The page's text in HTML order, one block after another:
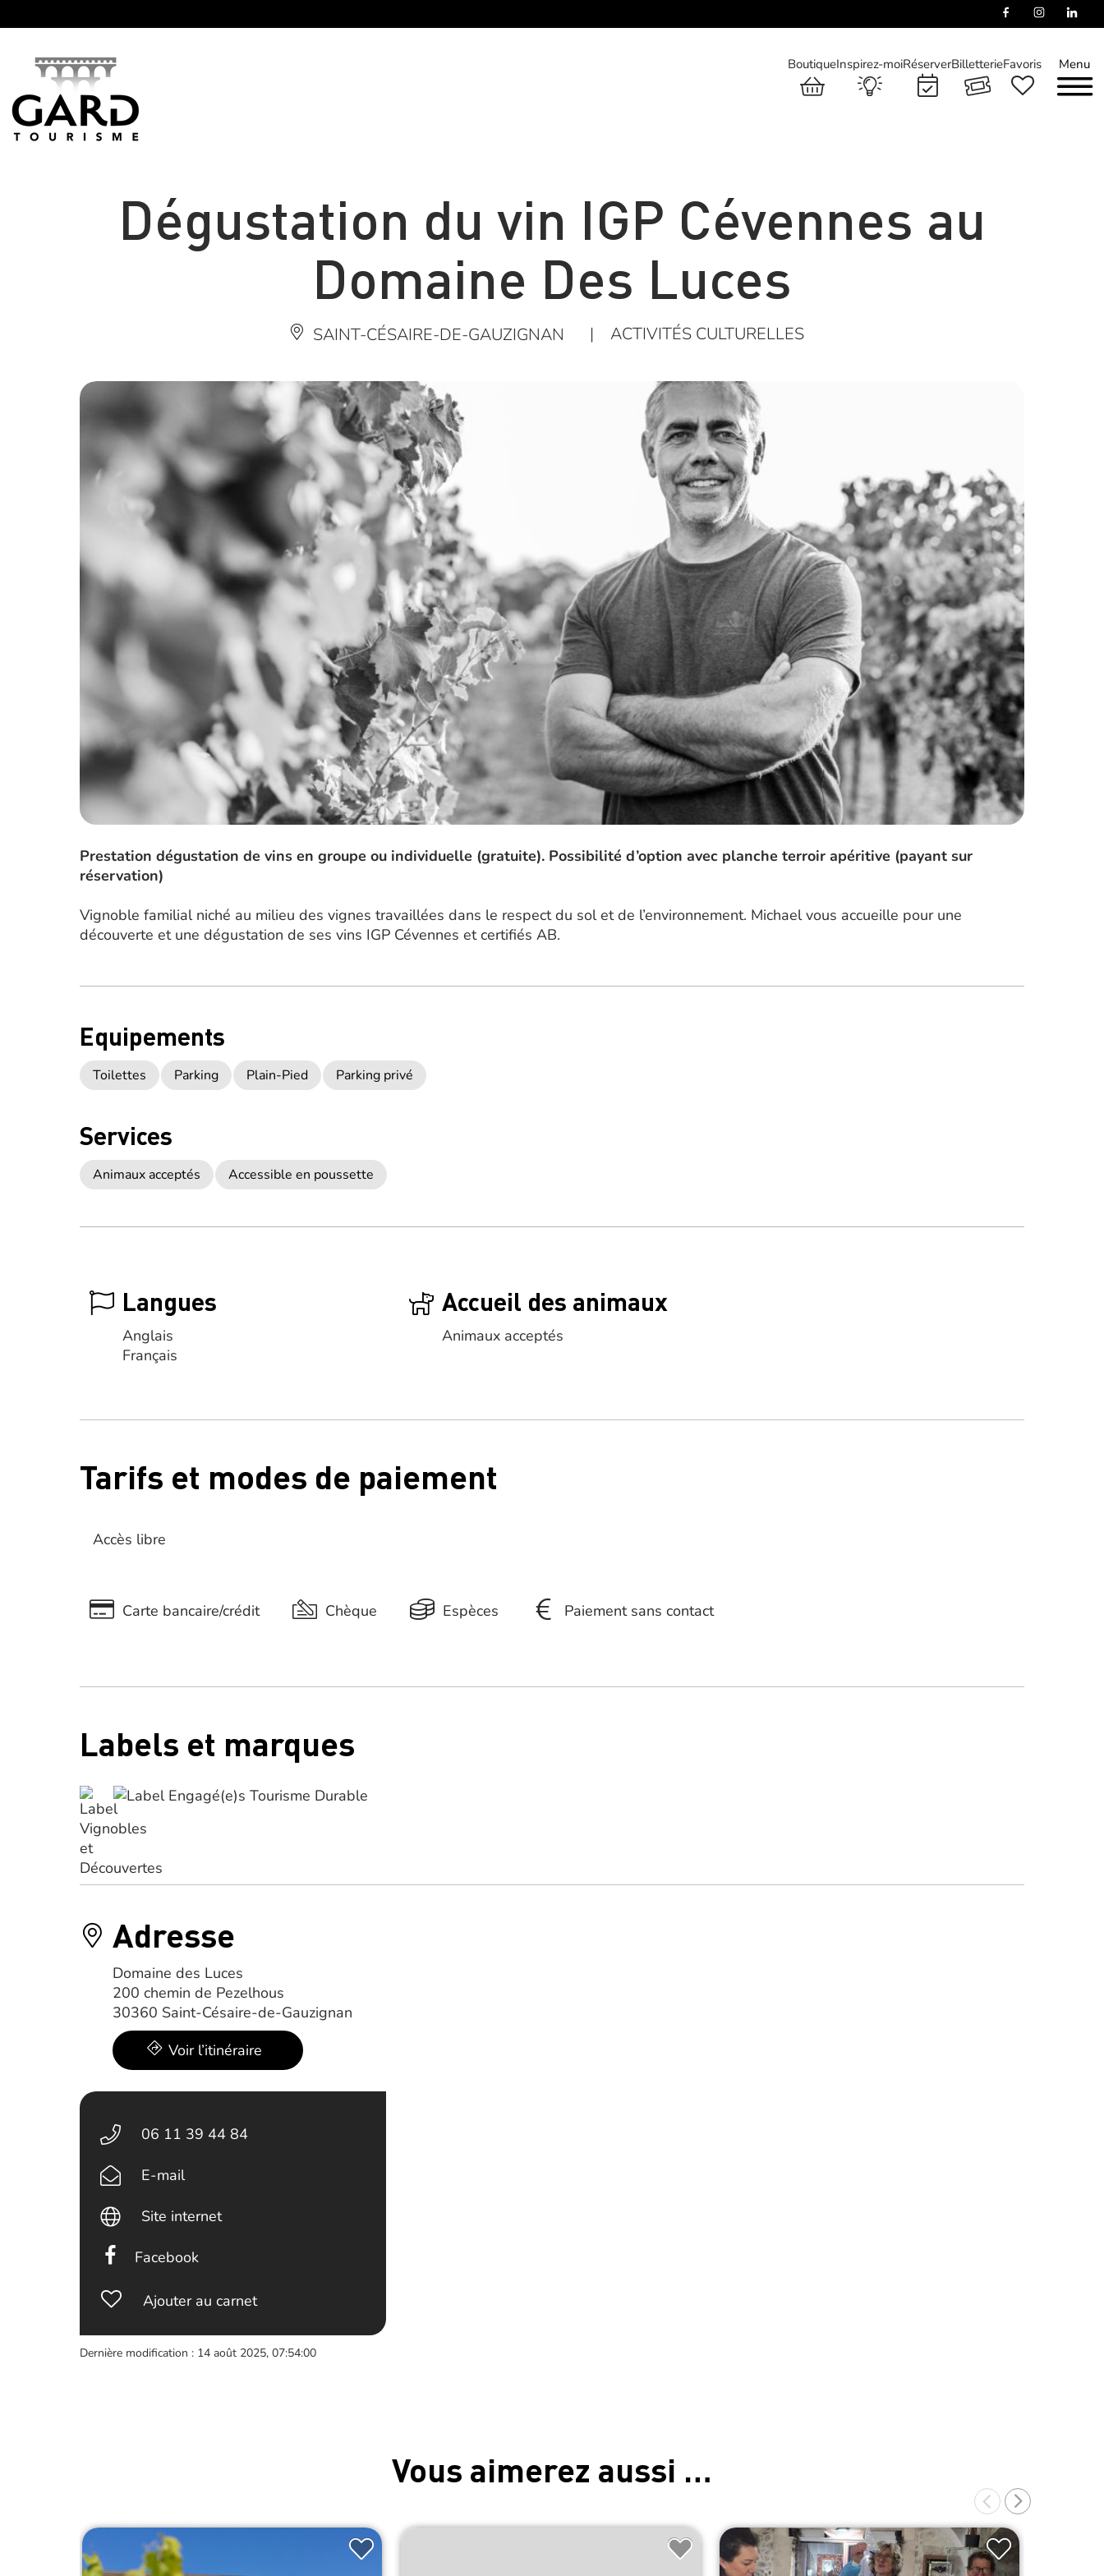
Menu
BoutiqueInspirez-moiRéserverBilletterieFavoris
Dégustation du vin IGP Cévennes au
Domaine Des Luces
SAINT-CÉSAIRE-DE-GAUZIGNAN | ACTIVITÉS CULTURELLES
Prestation dégustation de vins en groupe ou individuelle (gratuite). Possibilité d’option avec planche terroir apéritive (payant sur
réservation)
Vignoble familial niché au milieu des vignes travaillées dans le respect du sol et de l’environnement. Michael vous accueille pour une
découverte et une dégustation de ses vins IGP Cévennes et certifiés AB.
Equipements
Toilettes Parking Plain-Pied Parking privé
Services
Animaux acceptés Accessible en poussette
Langues
Anglais
Français
Accueil des animaux
Animaux acceptés
Tarifs et modes de paiement
Accès libre
Carte bancaire/crédit Chèque Espèces Paiement sans contact
Labels et marques
Adresse
Domaine des Luces
200 chemin de Pezelhous
30360 Saint-Césaire-de-Gauzignan
Voir l’itinéraire
06 11 39 44 84
E-mail
Site internet
Facebook
Ajouter au carnet
Dernière modification : 14 août 2025, 07:54:00
Vous aimerez aussi …